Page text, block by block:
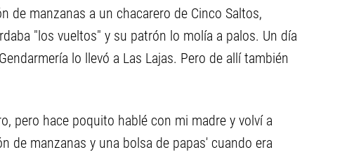
de manzanas a un chacarero de Cinco Saltos,
"los vueltos" y su patrón lo molía a palos. Un día
lo llevó a Las Lajas. Pero de allí también
pero hace poquito hablé con mi madre y volví a
de manzanas y una bolsa de papas' cuando era